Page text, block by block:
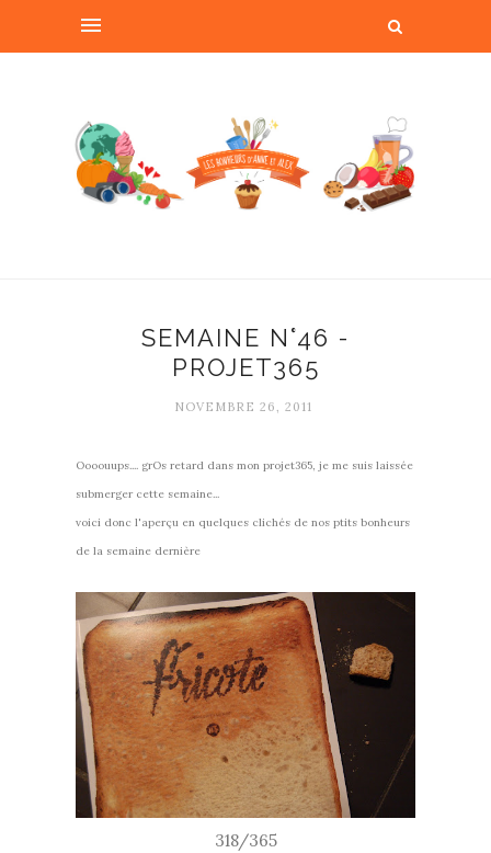
SEMAINE N°46 -
PROJET365
NOVEMBRE 26, 2011
Oooouups.... grOs retard dans mon projet365, je me suis laissée
submerger cette semaine...
voici donc l'aperçu en quelques clichés de nos ptits bonheurs
de la semaine dernière
318/365